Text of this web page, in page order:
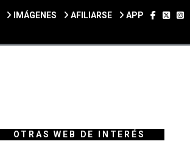
IMÁGENES AFILIARSE APP
OTRAS WEB DE INTERÉS